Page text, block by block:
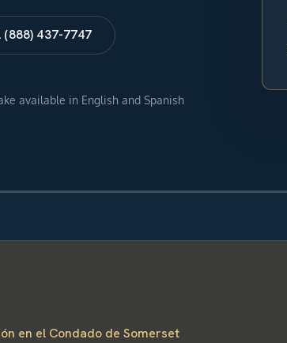
(888) 437-7747
available in English and Spanish
en el Condado de Somerset